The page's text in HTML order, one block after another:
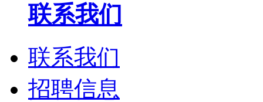
联系我们
联系我们
招聘信息